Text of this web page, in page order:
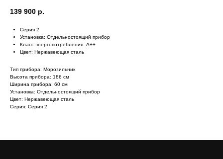
139 900 р.
Серия 2
Установка: Отдельностоящий прибор
Класс энергопотребления: A++
Цвет: Нержавеющая сталь
Тип прибора: Морозильник
Высота прибора: 186 см
Ширина прибора: 60 см
Установка: Отдельностоящий прибор
Цвет: Нержавеющая сталь
Серия: Серия 2